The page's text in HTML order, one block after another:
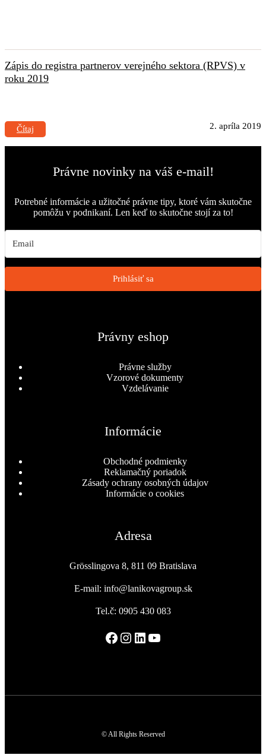
Zápis do registra partnerov verejného sektora (RPVS) v
roku 2019
2. apríla 2019
Čítaj
Právne novinky na váš e-mail!
Potrebné informácie a užitočné právne tipy, ktoré vám skutočne
pomôžu v podnikaní. Len keď to skutočne stojí za to!
Prihlásiť sa
Právny eshop
Právne služby
Vzorové dokumenty
Vzdelávanie
Informácie
Obchodné podmienky
Reklamačný poriadok
Zásady ochrany osobných údajov
Informácie o cookies
Adresa
Grösslingova 8, 811 09 Bratislava
E-mail: info@lanikovagroup.sk
Tel.č: 0905 430 083
Facebook
Instagram
LinkedIn
YouTube
© All Rights Reserved